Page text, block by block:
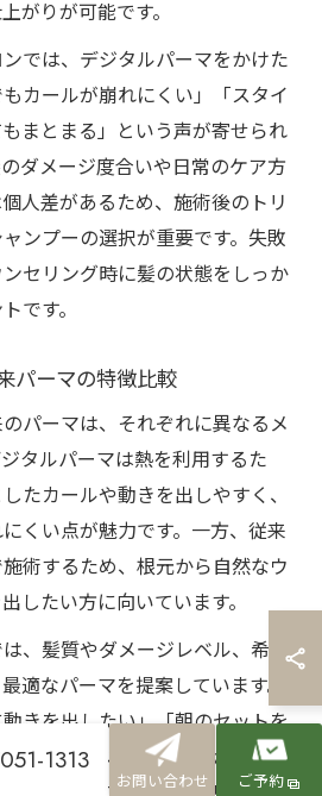
がりが可能です。
では、デジタルパーマをかけた
カールが崩れにくい」「スタイ
まとまる」という声が寄せられ
ダメージ度合いや日常のケア方
人差があるため、施術後のトリ
ンプーの選択が重要です。失敗
セリング時に髪の状態をしっか
です。
パーマの特徴比較
パーマは、それぞれに異なるメ
タルパーマは熱を利用するた
たカールや動きを出しやすく、
くい点が魅力です。一方、従来
術するため、根元から自然なウ
したい方に向いています。
、髪質やダメージレベル、希望
適なパーマを提案しています。
きを出したい」「朝のセットを
望にはデジタルパーマが推奨さ
1313
お問い合わせ ご予約